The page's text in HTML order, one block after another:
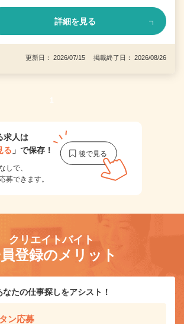
詳細を見る
更新日： 2026/07/15 掲載終了日： 2026/08/26
1
求人は
る 」で保存！
しで、
募できます。
クリエイトバイト
登録のメリット
たの仕事探しをアシスト！
ン応募